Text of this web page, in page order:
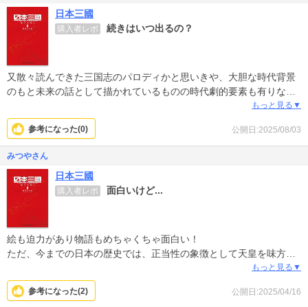
日本三國
購入者レポ 続きはいつ出るの？
又散々読んできた三国志のパロディかと思いきや、大胆な時代背景
のもと未来の話として描かれているものの時代劇的要素も有りなが
ら歴史の知識もちょいちょいほじくり出さされて、今出ている最新
の6巻まで一気読みさされました。それほど面白い。7巻は2025年4
月と巻末にあったのに、2025年8月現在いまだ予定も出ていないの
は何故？早く続きが読みたいのに…
もっと見る▼
公開日:2025/08/03
参考になった(0)
みつやさん
日本三國
購入者レポ 面白いけど...
絵も迫力があり物語もめちゃくちゃ面白い！
ただ、今までの日本の歴史では、正当性の象徴として天皇を味方に
三國それぞれに女性天皇やら生き残りの末裔で男系天皇を擁立する
とか、あっても良かったんではないか？
もっと見る▼
公開日:2025/04/16
参考になった(2)